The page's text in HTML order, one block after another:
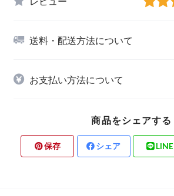
送料・配送方法について
お支払い方法について
商品をシェアする
保存 シェア LINE